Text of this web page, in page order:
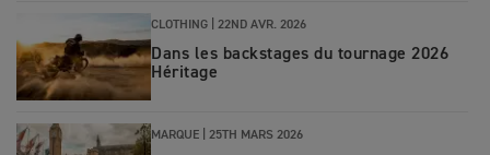
CLOTHING 22ND AVR. 2026
Dans les backstages du tournage 2026
Héritage
MARQUE 25TH MARS 2026